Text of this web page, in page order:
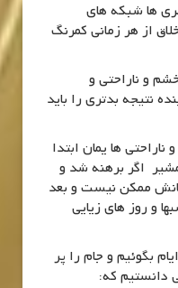
ها شبکه های
از هر زمانی کمرنگ
و ناراحتی و
نتیجه بدتری را باید
ها یمان ابتدا
اگر برهنه شد و
ممکن نیست و بعد
و روز های زیایی
بگوئیم و جام را پر
دانستیم که: